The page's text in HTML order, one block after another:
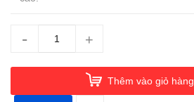
- +
Thêm vào giỏ hàng